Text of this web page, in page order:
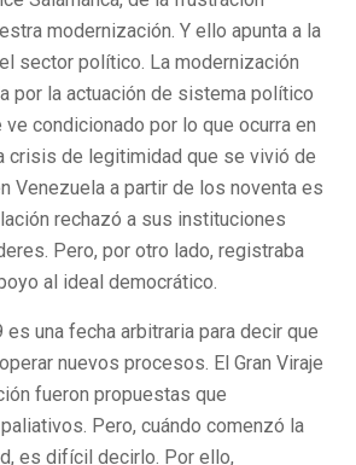
modernización. Y ello apunta a la
sector político. La modernización
por la actuación de sistema político
condicionado por lo que ocurra en
crisis de legitimidad que se vivió de
Venezuela a partir de los noventa es
rechazó a sus instituciones
Pero, por otro lado, registraba
al ideal democrático.
es una fecha arbitraria para decir que
nuevos procesos. El Gran Viraje
fueron propuestas que
Pero, cuándo comenzó la
es difícil decirlo. Por ello,